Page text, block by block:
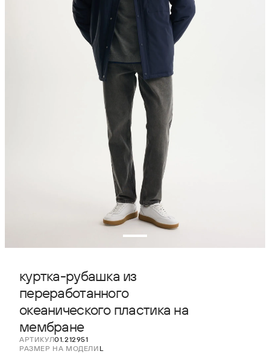
куртка-рубашка из
переработанного
океанического пластика на
мембране
АРТИКУЛ01.212951
РАЗМЕР НА МОДЕЛИ L